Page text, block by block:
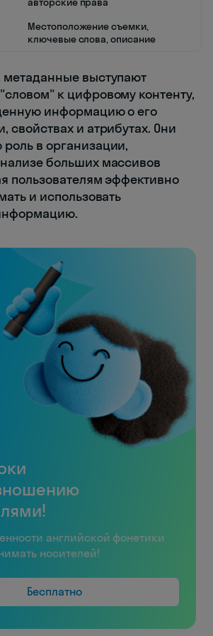
Местоположение съемки,
ключевые слова, описание
метаданные выступают
к цифровому контенту,
информацию о его
свойствах и атрибутах. Они
в организации,
больших массивов
пользователям эффективно
и использовать
английской фонетики
носителей!
Бесплатно